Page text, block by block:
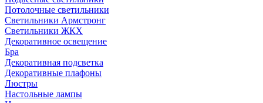
Потолочные светильники
Светильники Армстронг
Светильники ЖКХ
Декоративное освещение
Бра
Декоративная подсветка
Декоративные плафоны
Люстры
Настольные лампы